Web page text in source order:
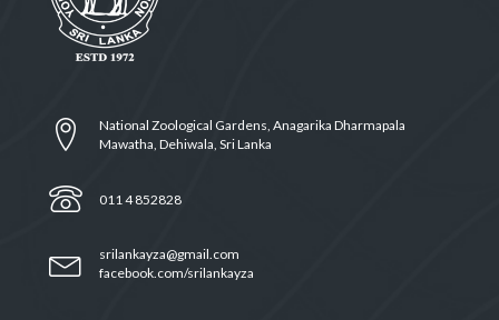
National Zoological Gardens, Anagarika Dharmapala
Mawatha, Dehiwala, Sri Lanka
011 4 852828
srilankayza@gmail.com
facebook.com/srilankayza